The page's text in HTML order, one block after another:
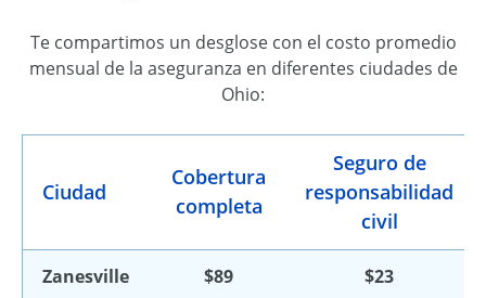
Te compartimos un desglose con el costo promedio
mensual de la aseguranza en diferentes ciudades de
Ohio:
Ciudad
Cobertura
completa
Seguro de
responsabilidad
civil
Zanesville $89 $23